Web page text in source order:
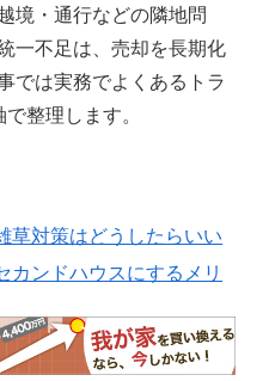
境・通行などの隣地問
一不足は、売却を長期化
では実務でよくあるトラ
整理します。
草対策はどうしたらいい
カンドハウスにするメリ